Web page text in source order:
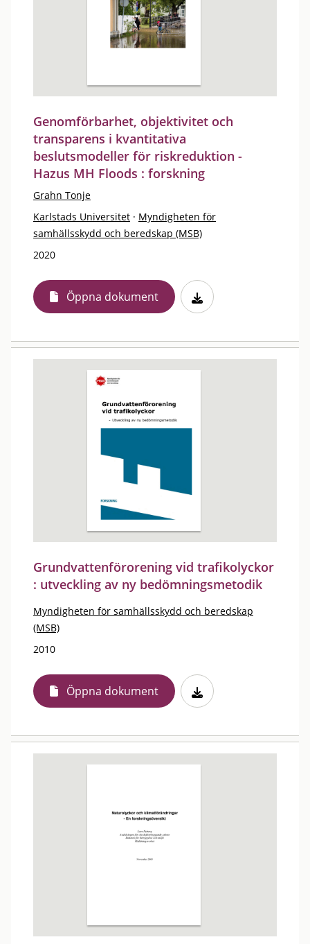
Genomförbarhet, objektivitet och
transparens i kvantitativa
beslutsmodeller för riskreduktion -
Hazus MH Floods : forskning
Grahn Tonje
Karlstads Universitet · Myndigheten för
samhällsskydd och beredskap (MSB)
2020
Öppna dokument
Grundvattenförorening vid trafikolyckor
: utveckling av ny bedömningsmetodik
Myndigheten för samhällsskydd och beredskap
(MSB)
2010
Öppna dokument